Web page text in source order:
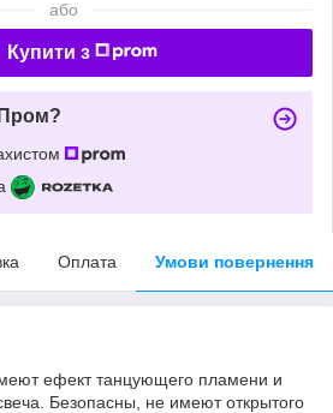
або
Купити з
Оплата Умови повернення
ефект танцующего пламени и
Безопасны, не имеют открытого